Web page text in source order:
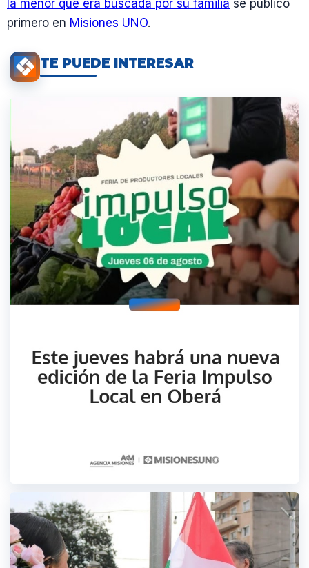
la menor que era buscada por su familia se publicó
primero en Misiones UNO.
TE PUEDE INTERESAR